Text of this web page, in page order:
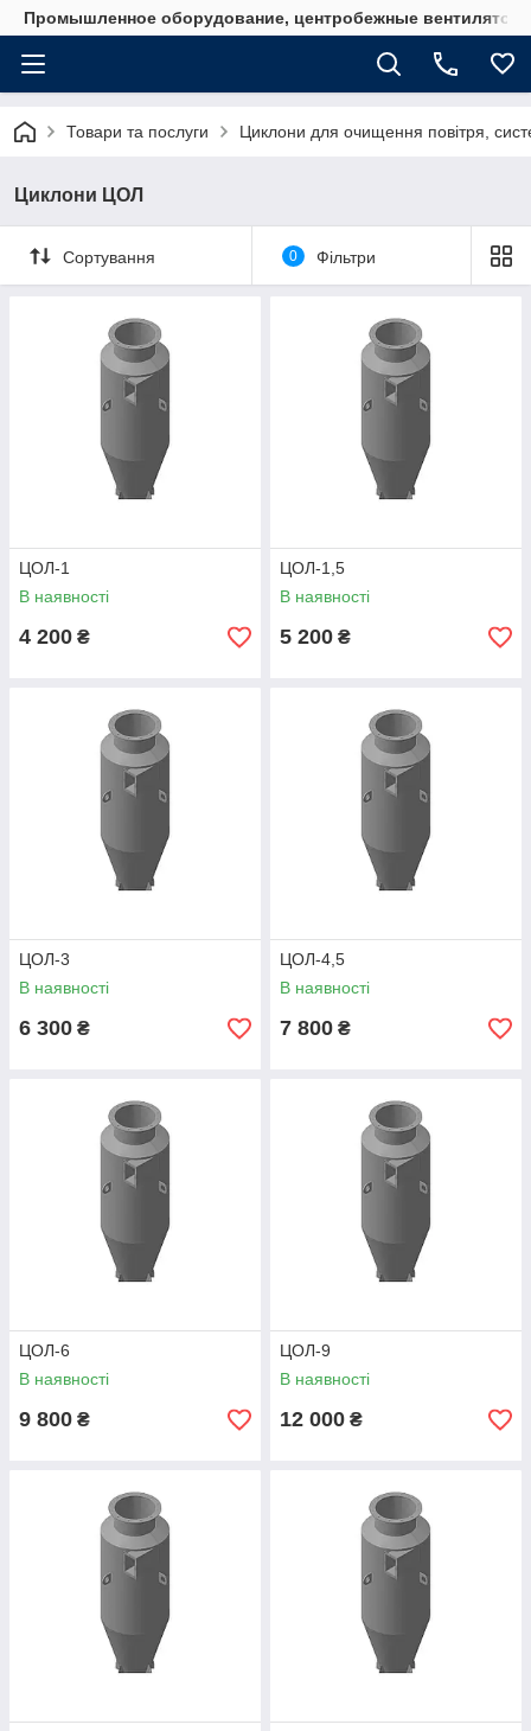
Промышленное оборудование, центробежные
Товари та послуги Циклони для очищення повітря,
Циклони ЦОЛ
Сортування 0 Фільтри
ЦОЛ-1
В наявності
4 200 ₴
ЦОЛ-1,5
В наявності
5 200 ₴
ЦОЛ-3
В наявності
6 300 ₴
ЦОЛ-4,5
В наявності
7 800 ₴
ЦОЛ-6
В наявності
9 800 ₴
ЦОЛ-9
В наявності
12 000 ₴